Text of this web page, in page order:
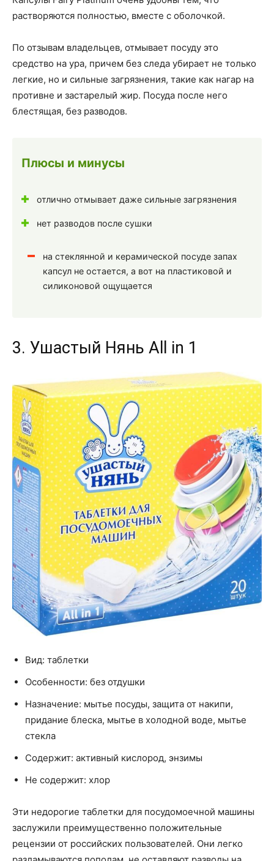
растворяются полностью, вместе с оболочкой.
По отзывам владельцев, отмывает посуду это
средство на ура, причем без следа убирает не только
легкие, но и сильные загрязнения, такие как нагар на
противне и застарелый жир. Посуда после него
блестящая, без разводов.
Плюсы и минусы
отлично отмывает даже сильные загрязнения
нет разводов после сушки
на стеклянной и керамической посуде запах
капсул не остается, а вот на пластиковой и
силиконовой ощущается
3. Ушастый Нянь All in 1
Вид: таблетки
Особенности: без отдушки
Назначение: мытье посуды, защита от накипи,
придание блеска, мытье в холодной воде, мытье
стекла
Содержит: активный кислород, энзимы
Не содержит: хлор
Эти недорогие таблетки для посудомоечной машины
заслужили преимущественно положительные
рецензии от российских пользователей. Они легко